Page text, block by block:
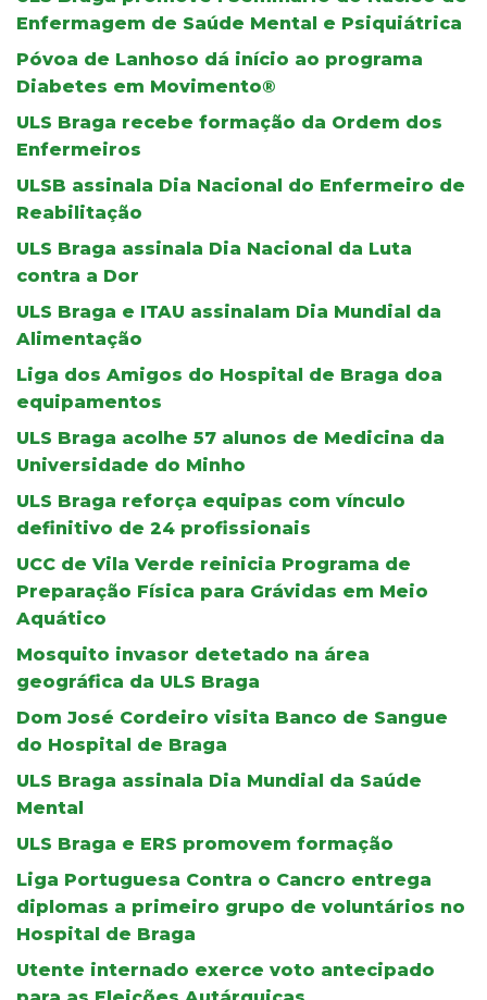
Enfermagem de Saúde Mental e Psiquiátrica
Póvoa de Lanhoso dá início ao programa
Diabetes em Movimento®
ULS Braga recebe formação da Ordem dos
Enfermeiros
ULSB assinala Dia Nacional do Enfermeiro de
Reabilitação
ULS Braga assinala Dia Nacional da Luta
contra a Dor
ULS Braga e ITAU assinalam Dia Mundial da
Alimentação
Liga dos Amigos do Hospital de Braga doa
equipamentos
ULS Braga acolhe 57 alunos de Medicina da
Universidade do Minho
ULS Braga reforça equipas com vínculo
definitivo de 24 profissionais
UCC de Vila Verde reinicia Programa de
Preparação Física para Grávidas em Meio
Aquático
Mosquito invasor detetado na área
geográfica da ULS Braga
Dom José Cordeiro visita Banco de Sangue
do Hospital de Braga
ULS Braga assinala Dia Mundial da Saúde
Mental
ULS Braga e ERS promovem formação
Liga Portuguesa Contra o Cancro entrega
diplomas a primeiro grupo de voluntários no
Hospital de Braga
Utente internado exerce voto antecipado